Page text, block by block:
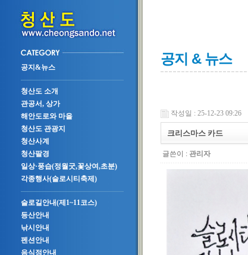
공지&뉴스
청산도 소개
관공서, 상가
해안도로와 마을
청산도 관광지
청산사계
청산팔경
일상·풍습(정월굿,꽃상여,초분)
각종행사(슬로시티축제)
슬로길안내(제1~11코스)
등산안내
낚시안내
펜션안내
음식점안내
공지 & 뉴스
작성일 : 25-12-23 09:26
크리스마스 카드
글쓴이 : 관리자